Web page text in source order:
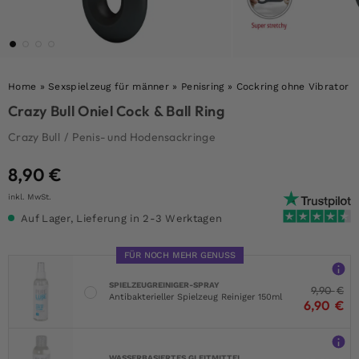
Home »Sexspielzeug für männer » Penisring» Cockring ohne Vibrator
Crazy Bull Oniel Cock & Ball Ring
Crazy Bull / Penis- und Hodensackringe
8,90 €
inkl. MwSt.
Auf Lager, Lieferung in 2-3 Werktagen
FÜR NOCH MEHR GENUSS
SPIELZEUGREINIGER-SPRAY
Antibakterieller Spielzeug Reiniger 150ml
9,90€
6,90 €